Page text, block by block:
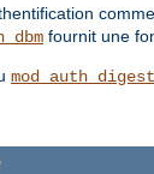
comme
fournit une
mod_auth_digest